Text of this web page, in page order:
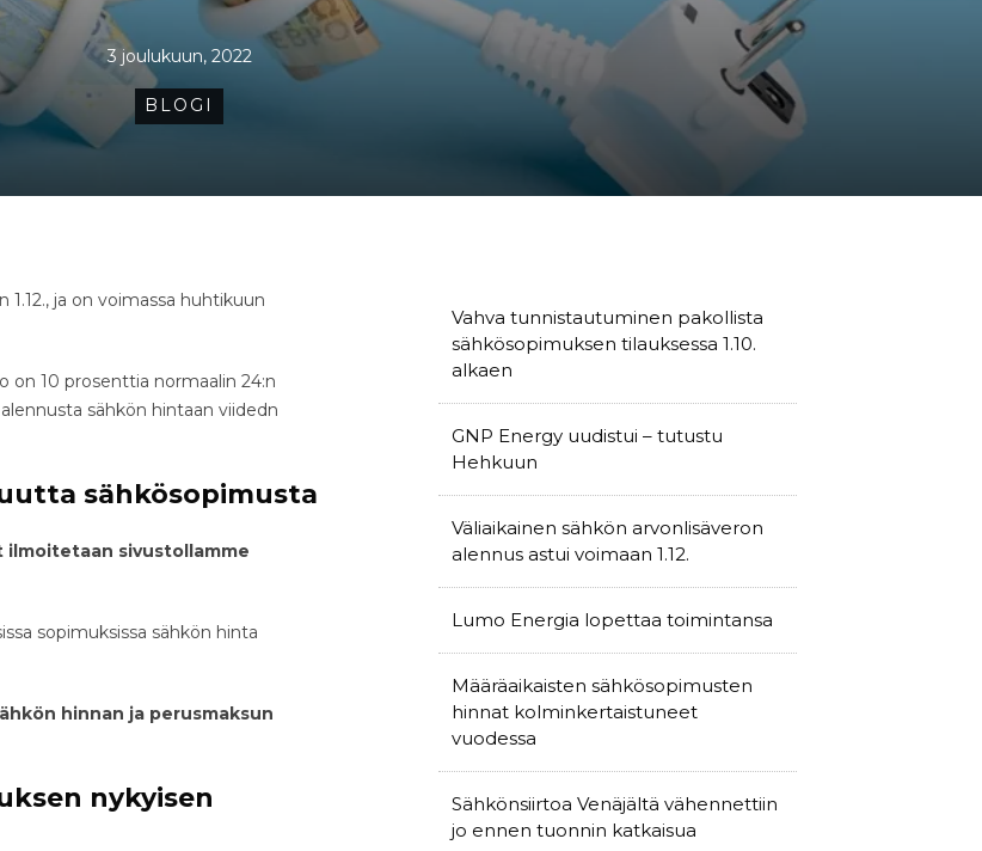
3 joulukuun, 2022
BLOGI
ja on voimassa huhtikuun
on 10 prosenttia normaalin 24:n
sähkön hintaan viidedn
sähkösopimusta
ilmoitetaan sivustollamme
sopimuksissa sähkön hinta
hinnan ja perusmaksun
nykyisen
Vahva tunnistautuminen pakollista
sähkösopimuksen tilauksessa 1.10.
alkaen
GNP Energy uudistui – tutustu
Hehkuun
Väliaikainen sähkön arvonlisäveron
alennus astui voimaan 1.12.
Lumo Energia lopettaa toimintansa
Määräaikaisten sähkösopimusten
hinnat kolminkertaistuneet
vuodessa
Sähkönsiirtoa Venäjältä vähennettiin
jo ennen tuonnin katkaisua